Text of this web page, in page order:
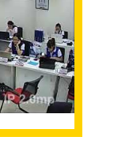
Lắp Đặt Camera